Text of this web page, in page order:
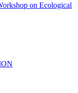
on Ecological